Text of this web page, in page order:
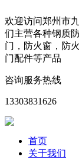
欢迎访问郑州市
们主营各种钢质
门，防火窗，防
门配件等产品
咨询服务热线
13303831626
首页
关于我们